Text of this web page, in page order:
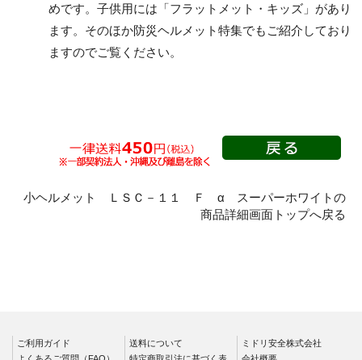
ヘルメット内装品（衝
撃吸収ライナー）
ヘルメット内装品（シ
その他
クリーンヘルメット
つば付
つばなし
めです。子供用には「フラットメット・キッズ 」があり
ます。そのほか防災ヘルメット特集でもご紹介しており
ますのでご覧ください。
小ヘルメット ＬＳＣ－１１ Ｆ α スーパーホワイトの
商品詳細画面トップへ戻る
ご利用ガイド
よくあるご質問（FAQ）
送料について
特定商取引法に基づく表
ミドリ安全株式会社
会社概要